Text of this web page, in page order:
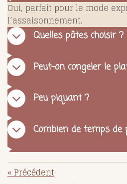
Oui, parfait pour le mode
l’assaisonnement.
Quelles pâtes choisir ?
Peut-on congeler le
Peu piquant ?
Combien de temps
«Précédent